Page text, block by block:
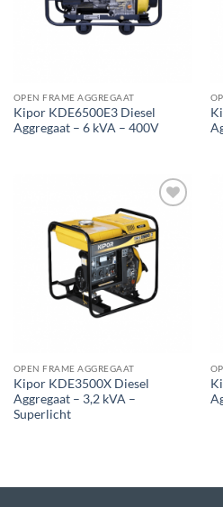
OPEN FRAME AGGREGAAT
Kipor KDE6500E3 Diesel
Aggregaat – 6 kVA – 400V
Toevoegen
aan
wenslijst
OPEN FRAME AGGREGAAT
Kipor KDE3500X Diesel
Aggregaat – 3,2 kVA –
Superlicht